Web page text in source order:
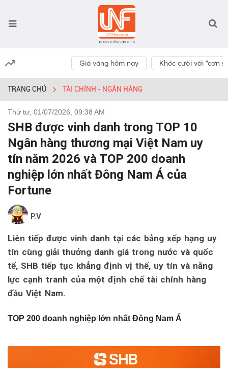
Giá vàng hôm nay Khóc cười với “cơn
TRANG CHỦ TÀI CHÍNH - NGÂN HÀNG
Thứ tư, 01/07/2026, 09:38 AM
SHB được vinh danh trong TOP 10
Ngân hàng thương mại Việt Nam uy
tín năm 2026 và TOP 200 doanh
nghiệp lớn nhất Đông Nam Á của
Fortune
P.V
Liên tiếp được vinh danh tại các bảng xếp hạng uy
tín cùng giải thưởng danh giá trong nước và quốc
tế, SHB tiếp tục khẳng định vị thế, uy tín và năng
lực cạnh tranh của một định chế tài chính hàng
đầu Việt Nam.
TOP 200 doanh nghiệp lớn nhất Đông Nam Á